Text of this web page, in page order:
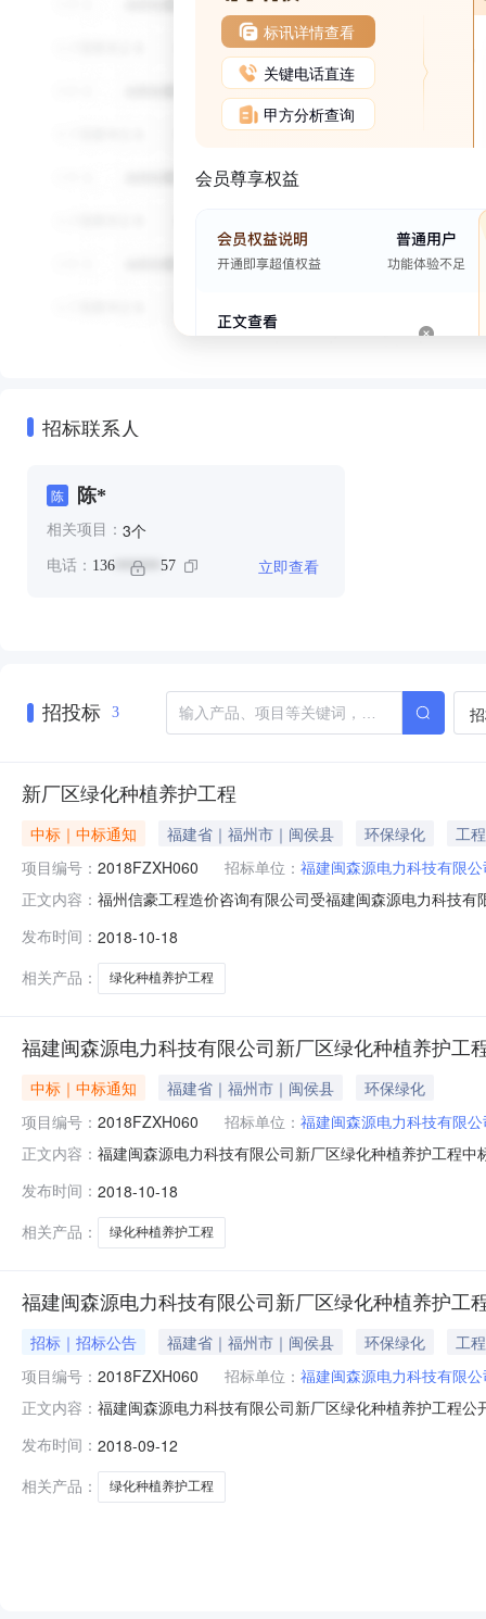
标讯详情查看
关键电话直连
甲方分析查询
会员尊享权益
招标联系人
陈 陈*
相关项目： 3个
电话： 136 ****** 57 立即查看
招投标 3
新厂区绿化种植养护工程
中标｜中标通知 福建省｜福州市｜闽侯县 环保绿化
工程
项目编号： 2018FZXH060 招标单位： 福建闽森源电力科技有限
正文内容： 福州信豪工程造价咨询有限公司受福建闽森源电力科技
力科技有限公司采购单位地址：福州市闽侯经济技术开
厂区绿
发布时间： 2018-10-18
相关产品：
绿化种植养护工程
福建闽森源电力科技有限公司新厂区绿化种植养护工
中标｜中标通知 福建省｜福州市｜闽侯县
环保绿化
项目编号： 2018FZXH060 招标单位： 福建闽森源电力科技有限
正文内容： 福建闽森源电力科技有限公司新厂区绿化种植养护工程
评审专家：许金添、汪水春、林金清、陈勋俊、郭洪总
发布时间： 2018-10-18
相关产品：
绿化种植养护工程
福建闽森源电力科技有限公司新厂区绿化种植养护工
招标｜招标公告 福建省｜福州市｜闽侯县 环保绿化
工程
项目编号： 2018FZXH060 招标单位： 福建闽森源电力科技有限
正文内容： 福建闽森源电力科技有限公司新厂区绿化种植养护工程
取招标文件的地点福州市仓山区金山大道洪湾路口丽景
发布时间： 2018-09-12
相关产品：
绿化种植养护工程